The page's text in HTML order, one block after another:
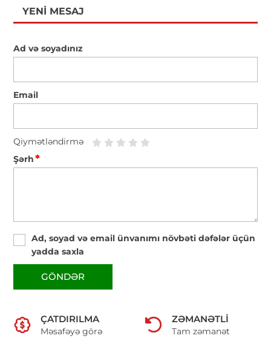
YENI MESAJ
Ad və soyadınız
Email
Qiymətləndirmə
Şərh*
Ad, soyad və email ünvanımı növbəti dəfələr üçün
yadda saxla
GÖNDƏR
ÇATDIRILMA
Məsafəyə görə
ZƏMANƏTLI
Tam zəmanət